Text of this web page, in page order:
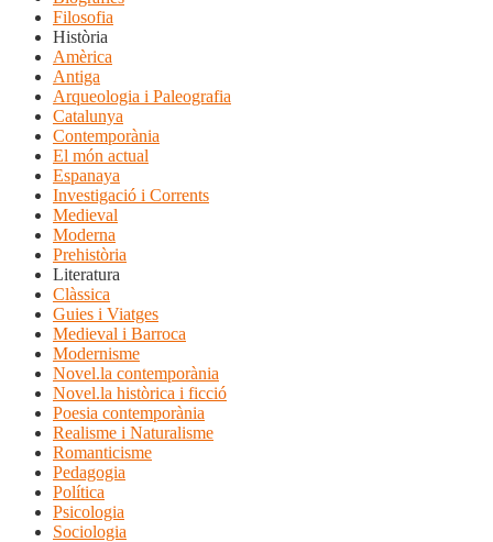
Filosofia
Història
Amèrica
Antiga
Arqueologia i Paleografia
Catalunya
Contemporània
El món actual
Espanaya
Investigació i Corrents
Medieval
Moderna
Prehistòria
Literatura
Clàssica
Guies i Viatges
Medieval i Barroca
Modernisme
Novel.la contemporània
Novel.la històrica i ficció
Poesia contemporània
Realisme i Naturalisme
Romanticisme
Pedagogia
Política
Psicologia
Sociologia